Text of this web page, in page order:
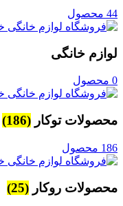
44 محصول
لوازم خانگی
0 محصول
محصولات توکار (186)
186 محصول
محصولات روکار (25)